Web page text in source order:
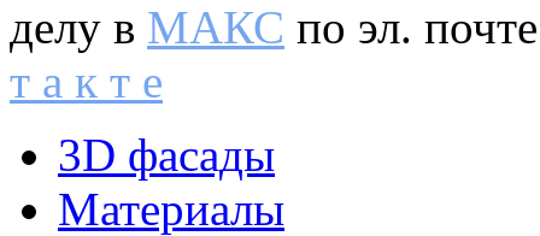
делу в MAКС по эл.
т а к т е
3D фасады
Материалы